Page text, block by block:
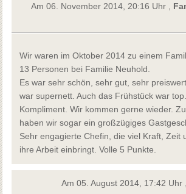
Am 06. November 2014, 20:16 Uhr ,
Wir waren im Oktober 2014 zu einem
13 Personen bei Familie Neuhold.
Es war sehr schön, sehr gut, sehr
war supernett. Auch das Frühstück war
Kompliment. Wir kommen gerne wieder.
haben wir sogar ein großzügiges
Sehr engagierte Chefin, die viel Kraft, Zeit
ihre Arbeit einbringt. Volle 5 Punkte.
Am 05. August 2014, 17:42